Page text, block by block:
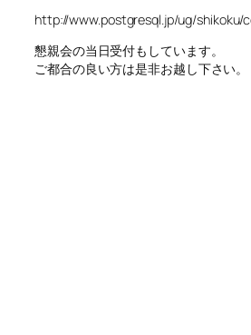
http://www.postgresql.jp/ug/
懇親会の当日受付もしています。
ご都合の良い方は是非お越し下さい。